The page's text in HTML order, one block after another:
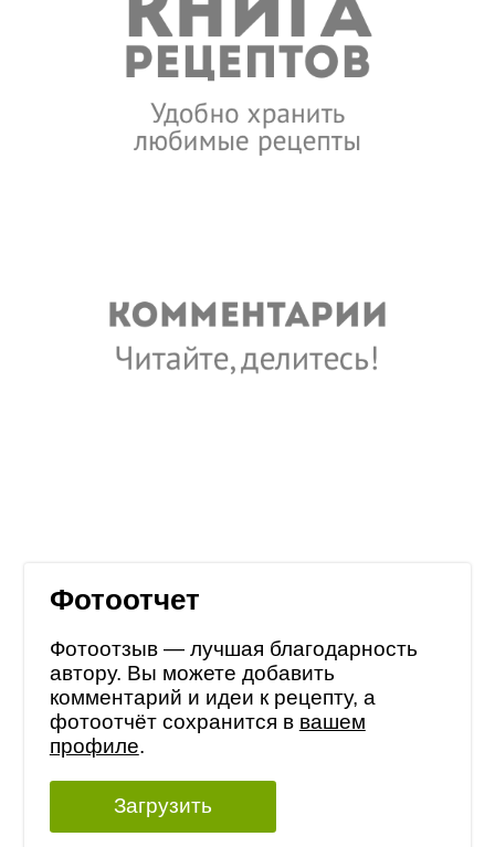
Фотоотчет
Фотоотзыв — лучшая благодарность
автору. Вы можете добавить
комментарий и идеи к рецепту, а
фотоотчёт сохранится в вашем
профиле.
Загрузить